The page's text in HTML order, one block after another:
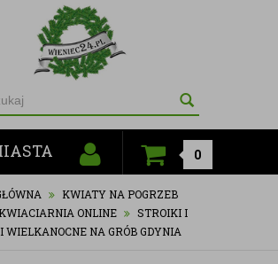
0
KWIATY NA POGRZEB
ONLINE
STROIKI I
NA GRÓB GDYNIA